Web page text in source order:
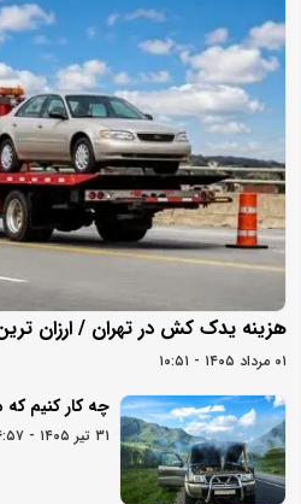
هزینه یدک کش در تهران / ارزان ترین
۰۱ مرداد ۱۴۰۵ - ۱۰:۵۱
چه کار کنیم
۳۱ تیر ۱۴۰۵ - ۱۶:۵۷